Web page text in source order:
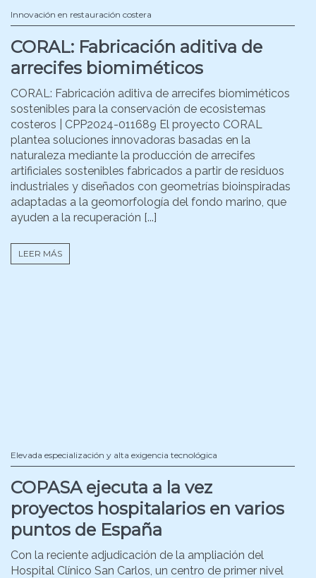
Innovación en restauración costera
CORAL: Fabricación aditiva de
arrecifes biomiméticos
CORAL: Fabricación aditiva de arrecifes biomiméticos
sostenibles para la conservación de ecosistemas
costeros | CPP2024-011689 El proyecto CORAL
plantea soluciones innovadoras basadas en la
naturaleza mediante la producción de arrecifes
artificiales sostenibles fabricados a partir de residuos
industriales y diseñados con geometrías bioinspiradas
adaptadas a la geomorfología del fondo marino, que
ayuden a la recuperación [...]
LEER MÁS
Elevada especialización y alta exigencia tecnológica
COPASA ejecuta a la vez
proyectos hospitalarios en varios
puntos de España
Con la reciente adjudicación de la ampliación del
Hospital Clínico San Carlos, un centro de primer nivel